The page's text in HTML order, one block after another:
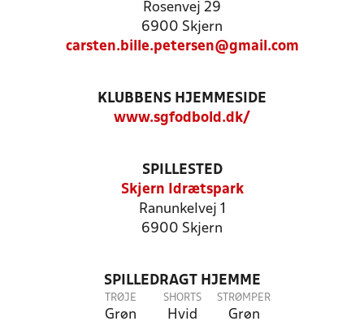
Rosenvej 29
6900 Skjern
carsten.bille.petersen@gmail.com
KLUBBENS HJEMMESIDE
www.sgfodbold.dk/
SPILLESTED
Skjern Idrætspark
Ranunkelvej 1
6900 Skjern
SPILLEDRAGT HJEMME
TRØJE
Grøn
SHORTS
Hvid
STRØMPER
Grøn